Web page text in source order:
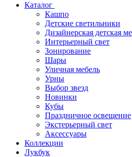
Каталог
Кашпо
Детские светильники
Дизайнерская детская
Интерьерный свет
Зонирование
Шары
Уличная мебель
Урны
Выбор звезд
Новинки
Кубы
Праздничное освещение
Экстерьерный свет
Аксессуары
Коллекции
Лукбук